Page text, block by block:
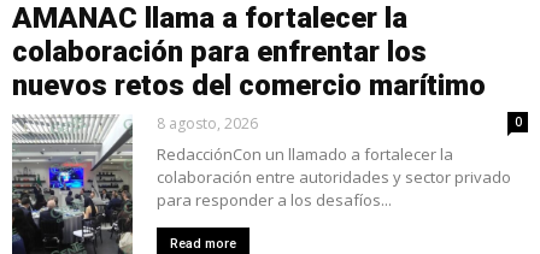
AMANAC llama a fortalecer la
colaboración para enfrentar los
nuevos retos del comercio marítimo
8 agosto, 2026 0
RedacciónCon un llamado a fortalecer la
colaboración entre autoridades y sector privado
para responder a los desafíos...
Read more